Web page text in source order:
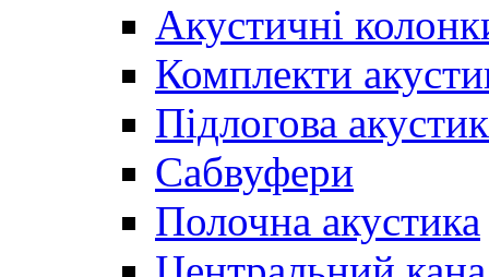
Акустичні
Комплекти
Підлогова
Сабвуфери
Полочна акустика